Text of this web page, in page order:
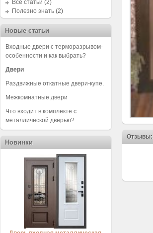
Отзывы:
Все статьи (2)
Полезно знать (2)
Новые статьи
Входные двери с терморазрывом-
особенности и как выбрать?
Двери
Раздвижные откатные двери-купе.
Межкомнатные двери
Что входит в комплекте с
металлической дверью?
Новинки